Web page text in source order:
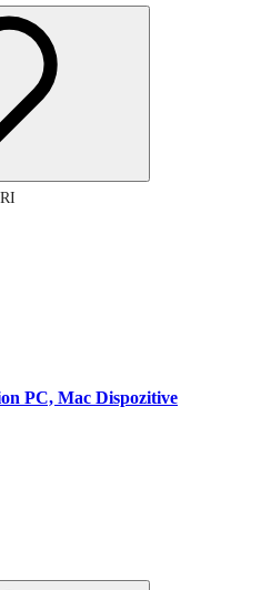
PC, Mac Dispozitive